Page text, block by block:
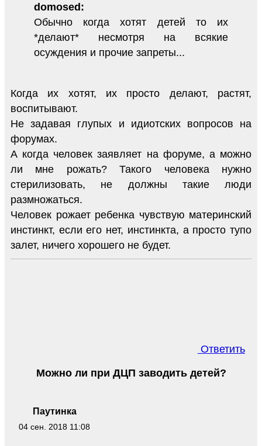
domosed:
Обычно когда хотят детей то их
*делают* несмотря на всякие
осуждения и прочие запреты...
Когда их хотят, их просто делают, растят,
воспитывают.
Не задавая глупых и идиотских вопросов на
форумах.
А когда человек заявляет на форуме, а можно
ли мне рожать? Такого человека нужно
стерилизовать, не должны такие люди
размножаться.
Человек рожает ребенка чувствую материнский
инстинкт, если его нет, инстинкта, а просто тупо
залет, ничего хорошего не будет.
Ответить
Паутинка
04 сен. 2018 11:08
Можно ли при ДЦП заводить детей?